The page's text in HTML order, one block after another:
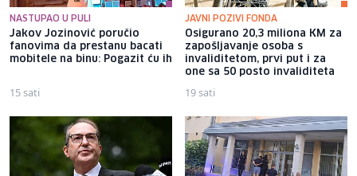
NASTUPAO U PULI
Jakov Jozinović poručio
fanovima da prestanu bacati
mobitele na binu: Pogazit ću ih
15 sati
JAVNI POZIVI FONDA
Osigurano 20,3 miliona KM za
zapošljavanje osoba s
invaliditetom, prvi put i za
one sa 50 posto invaliditeta
19 sati